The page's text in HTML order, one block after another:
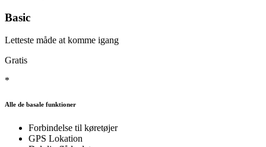
Basic
Letteste måde at komme igang
Gratis
*
Alle de basale funktioner
Forbindelse til køretøjer
GPS Lokation